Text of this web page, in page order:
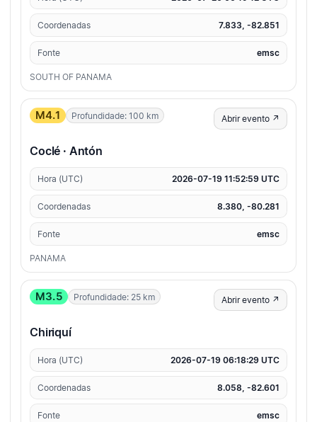
Coordenadas 7.833, -82.851
Fonte emsc
SOUTH OF PANAMA
M4.1 Profundidade: 100 km Abrir evento ↗
Coclé · Antón
Hora (UTC) 2026-07-19 11:52:59 UTC
Coordenadas 8.380, -80.281
Fonte emsc
PANAMA
M3.5 Profundidade: 25 km Abrir evento ↗
Chiriquí
Hora (UTC) 2026-07-19 06:18:29 UTC
Coordenadas 8.058, -82.601
Fonte emsc